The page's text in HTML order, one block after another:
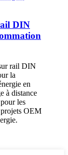
DIN
rail DIN
la
en
à distance
les
OEM